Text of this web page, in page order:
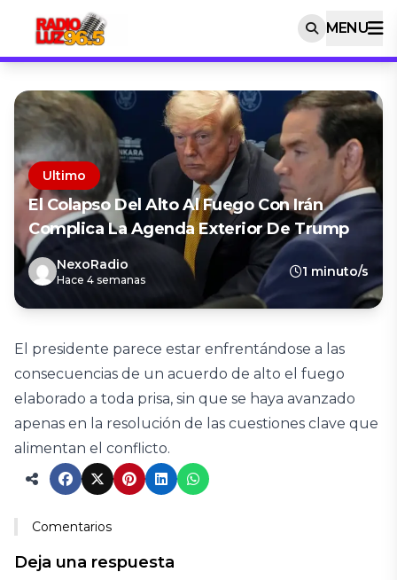
MENU
Ultimo
El Colapso Del Alto Al Fuego Con Irán
Complica La Agenda Exterior De Trump
NexoRadio
Hace 4 semanas
1 minuto/s
El presidente parece estar enfrentándose a las
consecuencias de un acuerdo de alto el fuego
elaborado a toda prisa, sin que se haya avanzado
apenas en la resolución de las cuestiones clave que
alimentan el conflicto.
Comentarios
Deja una respuesta